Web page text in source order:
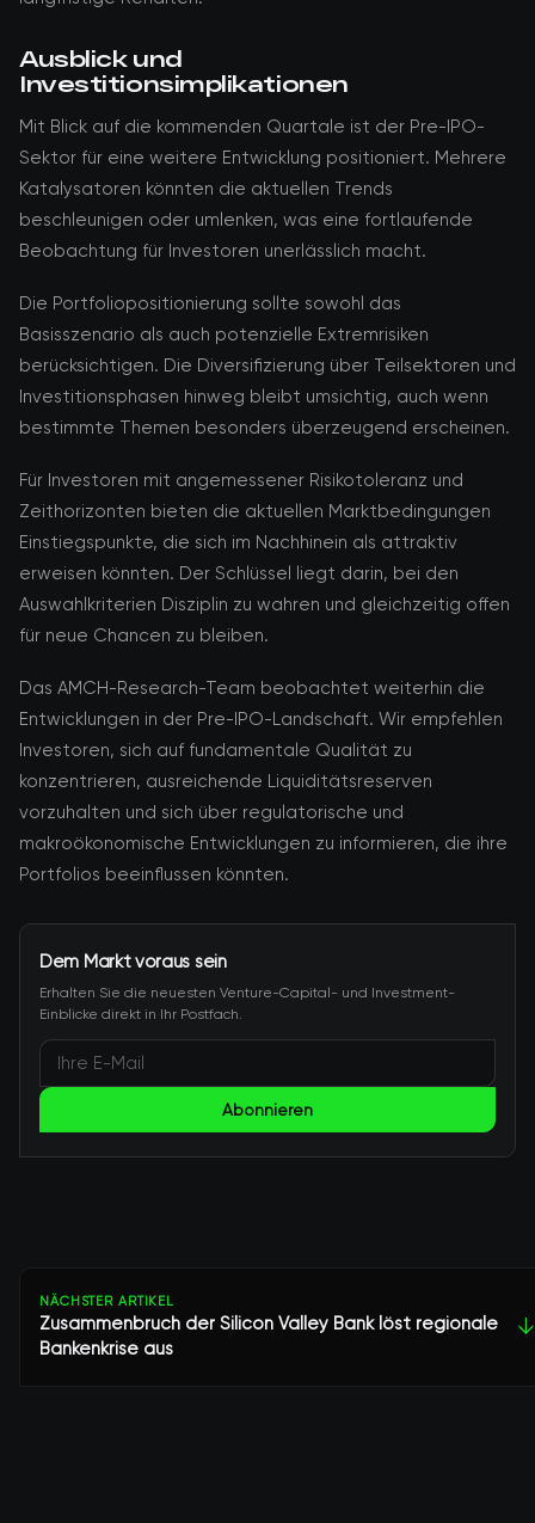
Ausblick und
Investitionsimplikationen
Mit Blick auf die kommenden Quartale ist der Pre-IPO-
Sektor für eine weitere Entwicklung positioniert. Mehrere
Katalysatoren könnten die aktuellen Trends
beschleunigen oder umlenken, was eine fortlaufende
Beobachtung für Investoren unerlässlich macht.
Die Portfoliopositionierung sollte sowohl das
Basisszenario als auch potenzielle Extremrisiken
berücksichtigen. Die Diversifizierung über Teilsektoren und
Investitionsphasen hinweg bleibt umsichtig, auch wenn
bestimmte Themen besonders überzeugend erscheinen.
Für Investoren mit angemessener Risikotoleranz und
Zeithorizonten bieten die aktuellen Marktbedingungen
Einstiegspunkte, die sich im Nachhinein als attraktiv
erweisen könnten. Der Schlüssel liegt darin, bei den
Auswahlkriterien Disziplin zu wahren und gleichzeitig offen
für neue Chancen zu bleiben.
Das AMCH-Research-Team beobachtet weiterhin die
Entwicklungen in der Pre-IPO-Landschaft. Wir empfehlen
Investoren, sich auf fundamentale Qualität zu
konzentrieren, ausreichende Liquiditätsreserven
vorzuhalten und sich über regulatorische und
makroökonomische Entwicklungen zu informieren, die ihre
Portfolios beeinflussen könnten.
Dem Markt voraus sein
Erhalten Sie die neuesten Venture-Capital- und Investment-
Einblicke direkt in Ihr Postfach.
Abonnieren
NÄCHSTER ARTIKEL
Zusammenbruch der Silicon Valley Bank löst regionale
Bankenkrise aus
↓